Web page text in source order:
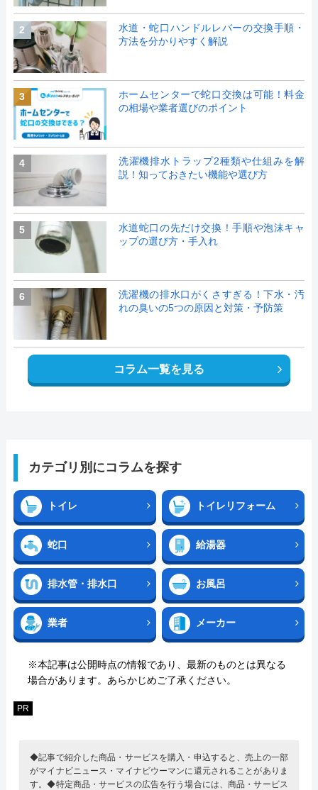
2
水道・蛇口ハンドルレバーの交換手順・
方法を分かりやすく解説
3
ホームセンターで蛇口交換は可能！料金
の相場や業者選びのポイント
4
洗濯機排水トラップ2種類や仕組みを解
説！知っておきたい機能や選び方
5
水道蛇口の先だけ交換！手順や泡沫キャ
ップの選び方・手入れ
6
洗濯機の排水口がくさすぎる！下水・汚
れの臭いの5つの原因と対策・予防策
コラム一覧を見る
カテゴリ別にコラムを探す
トイレ トイレリフォーム
蛇口 給湯器
排水管・排水口 お風呂
業者 メーカー
※本記事は公開時点の情報であり、最新のものとは異なる
場合があります。あらかじめご了承ください。
PR
◆記事で紹介した商品・サービスを購入・申込すると、売上の一部
がマイナビニュース・マイナビウーマンに還元されることがありま
す。◆特定商品・サービスの広告を行う場合には、商品・サービス